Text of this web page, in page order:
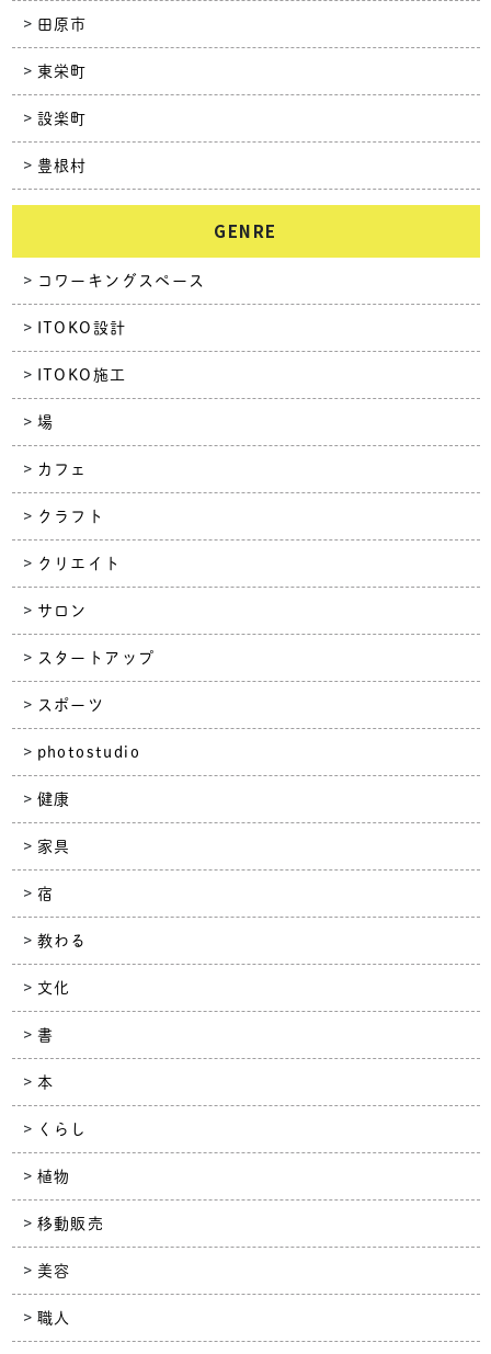
田原市
東栄町
設楽町
豊根村
GENRE
コワーキングスペース
ITOKO設計
ITOKO施工
場
カフェ
クラフト
クリエイト
サロン
スタートアップ
スポーツ
photostudio
健康
家具
宿
教わる
文化
書
本
くらし
植物
移動販売
美容
職人